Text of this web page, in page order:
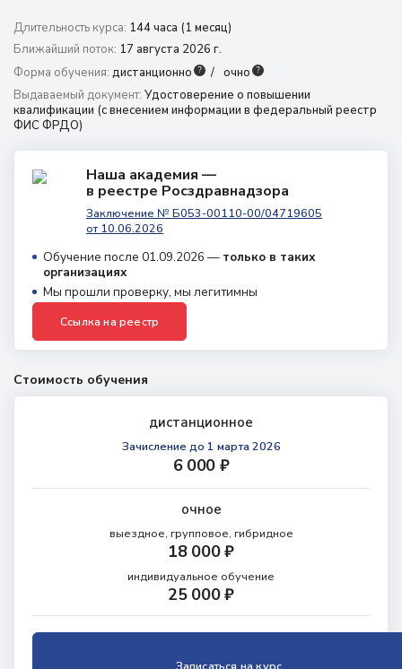
г. Красноярск,
пр. Красноярский рабочий, 165Г
8 (800) 350 9867
8 (391) 989 7807
Перейти на портал дистанционного обучения
Длительность курса: 144 часа (1 месяц)
Ближайший поток: 17 августа 2026 г.
Форма обучения: дистанционно ? очно ?
Выдаваемый документ: Удостоверение о повышении
квалификации (с внесением информации в федеральный реестр
ФИС ФРДО)
Наша академия —
в реестре Росздравнадзора
Заключение № Б053-00110-00/04719605
от 10.06.2026
Обучение после 01.09.2026 — только в таких
организациях
Мы прошли проверку, мы легитимны
Ссылка на реестр
Стоимость обучения
дистанционное
Зачисление до 1 марта 2026
6 000 ₽
очное
выездное, групповое, гибридное
18 000 ₽
индивидуальное обучение
25 000 ₽
Записаться на курс